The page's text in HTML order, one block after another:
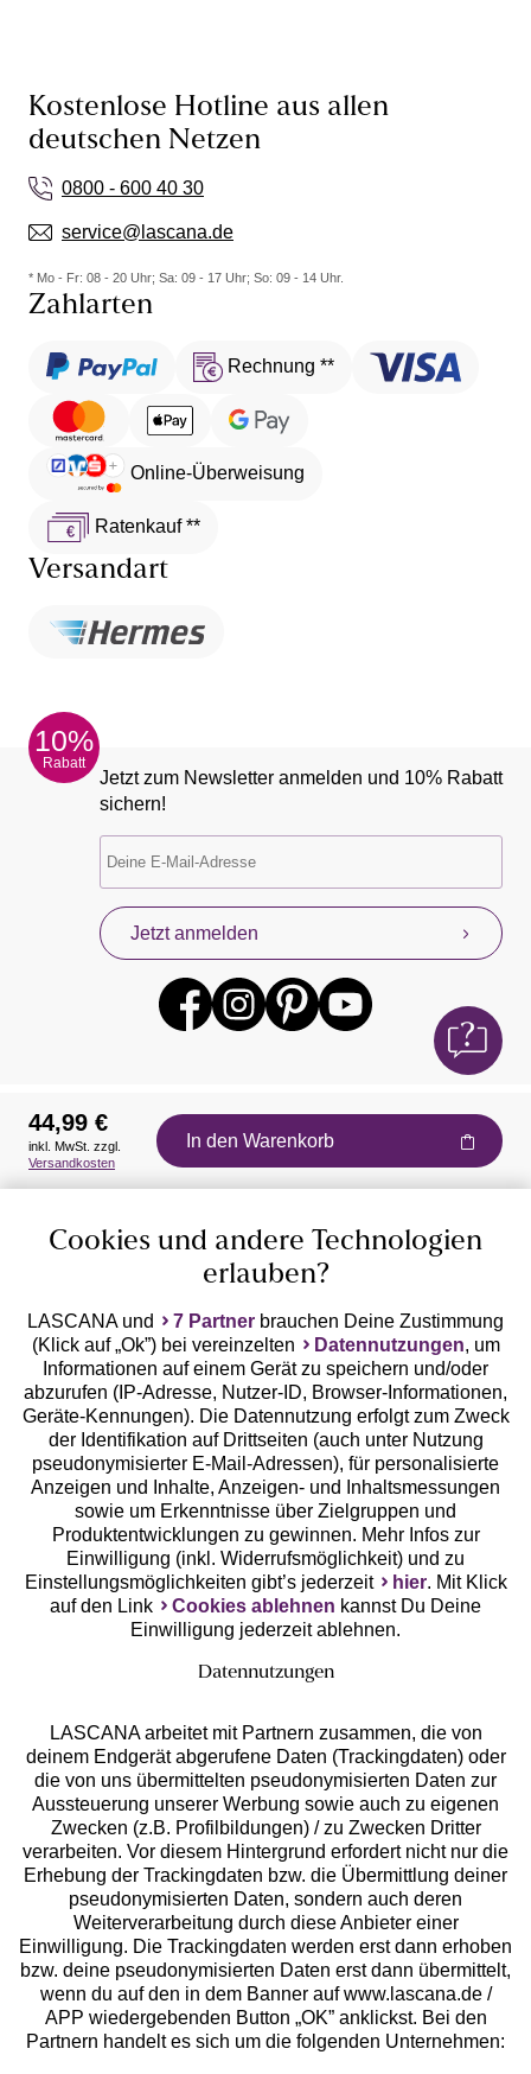
Kostenlose Hotline aus allen
deutschen Netzen
0800 - 600 40 30
service@lascana.de
* Mo - Fr: 08 - 20 Uhr; Sa: 09 - 17 Uhr; So: 09 - 14 Uhr.
Zahlarten
Rechnung **
Online-Überweisung
Ratenkauf **
Versandart
10%
Rabatt
Jetzt zum Newsletter anmelden und 10% Rabatt
sichern!
Jetzt anmelden
Auszeichnungen
Geprüfte Sicherheit
Unsere Apps
Services
Beratung
Über uns
Rechtliches
44,99 €
inkl. MwSt. zzgl.
Versandkosten
In den Warenkorb
Cookies und andere Technologien
erlauben?
LASCANA und 7 Partner brauchen Deine Zustimmung
(Klick auf „Ok”) bei vereinzelten
Datennutzungen, um
Informationen auf einem Gerät zu speichern und/oder
abzurufen (IP-Adresse, Nutzer-ID, Browser-Informationen,
Geräte-Kennungen). Die Datennutzung erfolgt zum Zweck
der Identifikation auf Drittseiten (auch unter Nutzung
pseudonymisierter E-Mail-Adressen), für personalisierte
Anzeigen und Inhalte, Anzeigen- und Inhaltsmessungen
sowie um Erkenntnisse über Zielgruppen und
Produktentwicklungen zu gewinnen. Mehr Infos zur
Einwilligung (inkl. Widerrufsmöglichkeit) und zu
Einstellungsmöglichkeiten gibt’s jederzeit
hier. Mit Klick
auf den Link
Cookies ablehnen kannst Du Deine
Einwilligung jederzeit ablehnen.
Datennutzungen
LASCANA arbeitet mit Partnern zusammen, die von
deinem Endgerät abgerufene Daten (Trackingdaten) oder
die von uns übermittelten pseudonymisierten Daten zur
Aussteuerung unserer Werbung sowie auch zu eigenen
Zwecken (z.B. Profilbildungen) / zu Zwecken Dritter
verarbeiten. Vor diesem Hintergrund erfordert nicht nur die
Erhebung der Trackingdaten bzw. die Übermittlung deiner
pseudonymisierten Daten, sondern auch deren
Weiterverarbeitung durch diese Anbieter einer
Einwilligung. Die Trackingdaten werden erst dann erhoben
bzw. deine pseudonymisierten Daten erst dann übermittelt,
wenn du auf den in dem Banner auf www.lascana.de /
APP wiedergebenden Button „OK” anklickst. Bei den
Partnern handelt es sich um die folgenden Unternehmen: